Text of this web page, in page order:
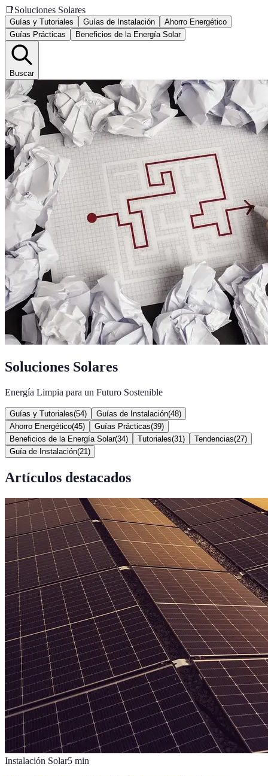
📑Soluciones Solares
Guías y Tutoriales Guías de Instalación
Ahorro Energético
Guías Prácticas
Beneficios de la Energía Solar
Buscar
Soluciones Solares
Energía Limpia para un Futuro Sostenible
Guías y Tutoriales(54) Guías de Instalación(48)
Ahorro Energético(45) Guías Prácticas(39)
Beneficios de la Energía Solar(34) Tutoriales(31 ) Tendencias(27)
Guía de Instalación(21 )
Artículos destacados
Instalación Solar5 min